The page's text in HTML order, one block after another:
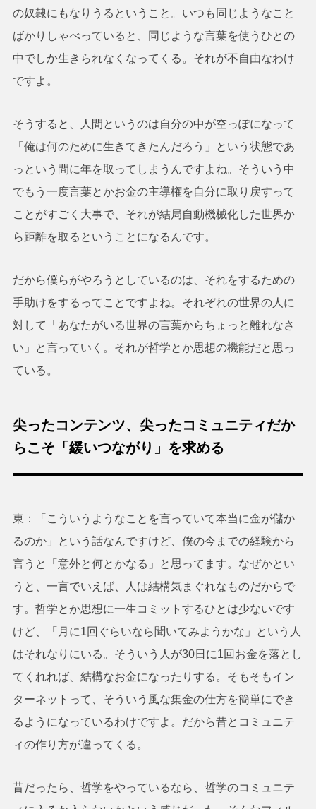
の奴隷にもなりうるということ。いつも同じようなこと
ばかりしゃべっていると、同じような言葉を使うひとの
中でしか生きられなくなってくる。それが不自由なわけ
ですよ。
そうすると、人間というのは自分の中が空っぽになって
「俺は何のために生きてきたんだろう」という状態であ
っという間に年を取ってしまうんですよね。そういう中
でもう一度言葉とかお金の主導権を自分に取り戻すって
ことがすごく大事で、それが結局自動機械化した世界か
ら距離を取るということになるんです。
だから僕らがやろうとしているのは、それをするための
手助けをするってことですよね。それぞれの世界の人に
対して「あなたがいる世界の言葉からちょっと離れなさ
い」と言っていく。それが哲学とか思想の機能だと思っ
ている。
尖ったコンテンツ、尖ったコミュニティだか
らこそ「緩いつながり」を求める
東：「こういうようなことを言っていて本当に金が儲か
るのか」という話なんですけど、僕の今までの経験から
言うと「意外と何とかなる」と思ってます。なぜかとい
うと、一言でいえば、人は結構気まぐれなものだからで
す。哲学とか思想に一生コミットするひとは少ないです
けど、「月に1回ぐらいなら聞いてみようかな」という人
はそれなりにいる。そういう人が30日に1回お金を落とし
てくれれば、結構なお金になったりする。そもそもイン
ターネットって、そういう風な集金の仕方を簡単にでき
るようになっているわけですよ。だから昔とコミュニテ
ィの作り方が違ってくる。
昔だったら、哲学をやっているなら、哲学のコミュニテ